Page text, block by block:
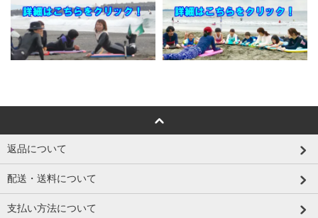
返品について
配送・送料について
支払い方法について